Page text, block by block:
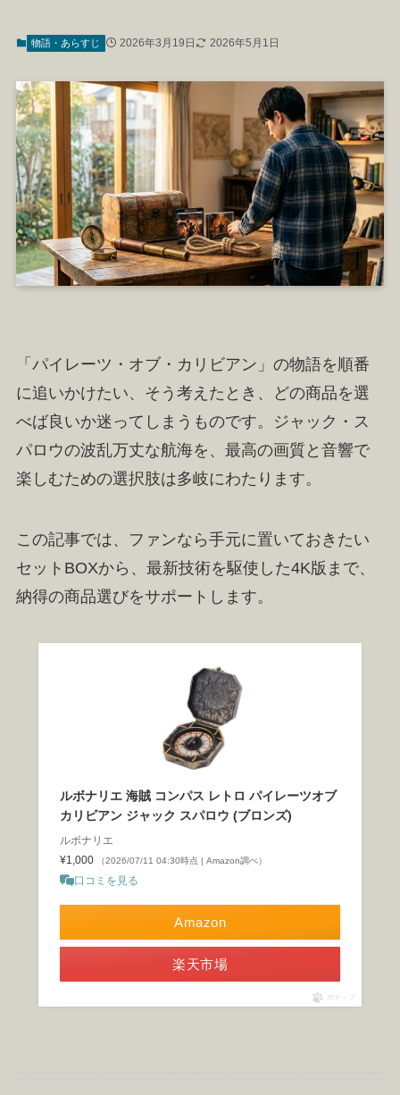
物語・あらすじ 2026年3月19日 2026年5月1日
「パイレーツ・オブ・カリビアン」の物語を順番
に追いかけたい、そう考えたとき、どの商品を選
べば良いか迷ってしまうものです。ジャック・ス
パロウの波乱万丈な航海を、最高の画質と音響で
楽しむための選択肢は多岐にわたります。
この記事では、ファンなら手元に置いておきたい
セットBOXから、最新技術を駆使した4K版まで、
納得の商品選びをサポートします。
ルボナリエ 海賊 コンパス レトロ パイレーツオブ
カリビアン ジャック スパロウ (ブロンズ)
ルボナリエ
¥1,000
（2026/07/11 04:30時点 | Amazon調べ）
口コミを見る
Amazon
楽天市場
ポチップ